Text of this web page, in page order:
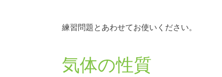
練習問題とあわせてお使いください。
気体の性質